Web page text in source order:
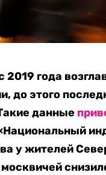
года
до этого
данные
у жителей